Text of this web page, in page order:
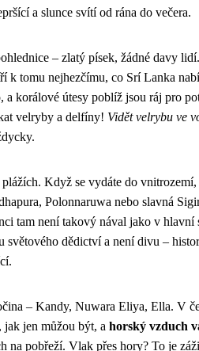
a slunce svítí od rána do večera.
– zlatý písek, žádné davy
k tomu nejhezčímu, co Srí Lanka
a korálové útesy poblíž jsou ráj pro
velryby a delfíny! Vidět velrybu ve
Když se vydáte do vnitrozemí,
Polonnaruwa nebo slavná
tam není takový nával jako v hlavní
světového dědictví a není divu –
– Kandy, Nuwara Eliya, Ella. V
jak jen můžou být, a horský vzduch
na pobřeží. Vlak přes hory? To je